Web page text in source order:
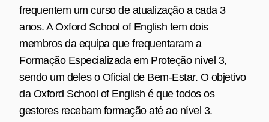
frequentem um curso de atualização a cada 3
anos. A Oxford School of English tem dois
membros da equipa que frequentaram a
Formação Especializada em Proteção nível 3,
sendo um deles o Oficial de Bem‑Estar. O objetivo
da Oxford School of English é que todos os
gestores recebam formação até ao nível 3.